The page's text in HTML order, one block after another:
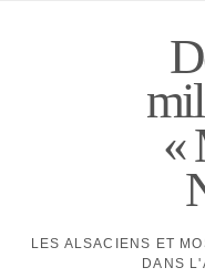
«
LES ALSACIENS ET
DANS